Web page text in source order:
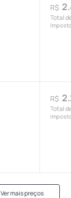
R$
Total
R$
Total
Ver mais preços